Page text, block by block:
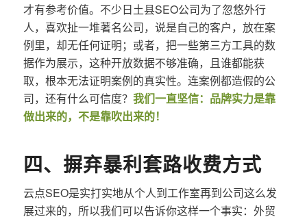
才有参考价值。不少日土县SEO公司为了忽悠外行
人，喜欢扯一堆著名公司，说是自己的客户，放在案
例里，却无任何证明；或者，把一些第三方工具的数
据作为展示，这种开放数据不够准确，且谁都能获
取，根本无法证明案例的真实性。连案例都造假的公
司，还有什么可信度？ 我们一直坚信：品牌实力是靠
做出来的，不是靠吹出来的！
四、摒弃暴利套路收费方式
云点SEO是实打实地从个人到工作室再到公司这么发
展过来的，所以我们可以告诉你这样一个事实：外贸